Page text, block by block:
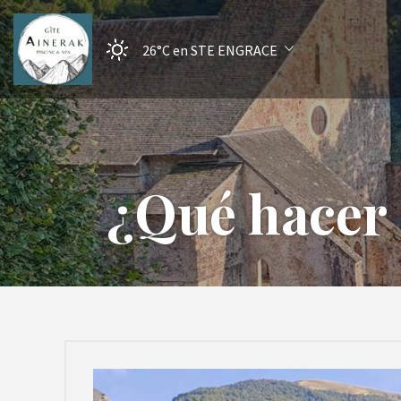
26°Cen STE ENGRACE
¿Qué